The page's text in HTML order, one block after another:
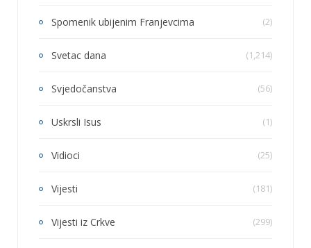
Spomenik ubijenim Franjevcima (2)
Svetac dana (1,214)
Svjedočanstva (56)
Uskrsli Isus (1)
Vidioci (25)
Vijesti (181)
Vijesti iz Crkve (299)